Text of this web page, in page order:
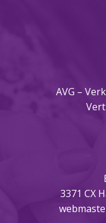
AVG –
3371 CX